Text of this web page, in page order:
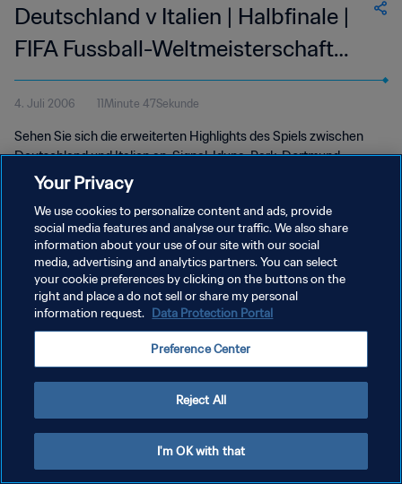
Deutschland v Italien | Halbfinale |
FIFA Fussball-Weltmeisterschaft
Deutschland 2006™ | Erweiterte
Highlights
4. Juli 2006 11Minute 47Sekunde
Sehen Sie sich die erweiterten Highlights des Spiels zwischen
Deutschland und Italien an. Signal-Iduna-Park, Dortmund,
Dienstag, 04. Juli 2006.
DATENSCHUTZ
NUTZUNGSBEDINGUNGEN
COOKIE-EINSTELLUNGEN VERWALTEN
Copyright © 1994 - 2026 FIFA. Alle Rechte vorbehalten.
Your Privacy
We use cookies to personalize content and ads, provide
social media features and analyse our traffic. We also share
information about your use of our site with our social
media, advertising and analytics partners. You can select
your cookie preferences by clicking on the buttons on the
right and place a do not sell or share my personal
information request. Data Protection Portal
Preference Center
Reject All
I'm OK with that